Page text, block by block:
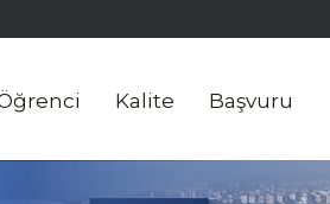
Kalite Başvuru